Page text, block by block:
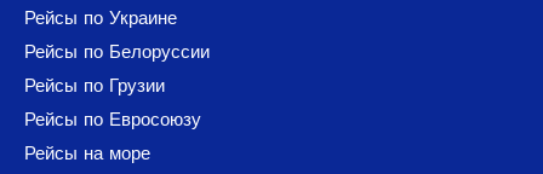
Рейсы по Украине
Рейсы по Белоруссии
Рейсы по Грузии
Рейсы по Евросоюзу
Рейсы на море